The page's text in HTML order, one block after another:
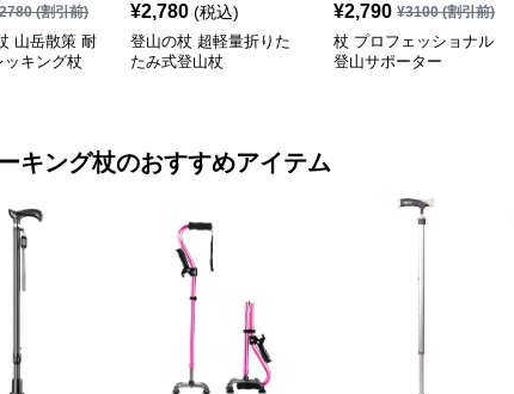
2780(割引前)
山岳散策 耐
ッキング杖
¥2,780 (税込)
登山の杖 超軽量折りた
たみ式登山杖
¥2,790 ¥3100(割引前)
杖 プロフェッショナル
登山サポーター
キング杖のおすすめアイテム